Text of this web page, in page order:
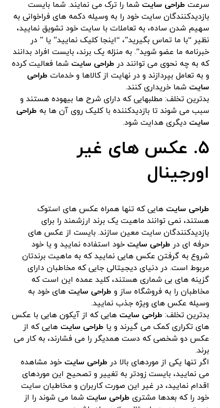
سرعت طراحی سایت شما را ترک می نمایند. شما بایست
بازدیدکنندگان سایت خود را به وسیله دکمه های فراخوانی به
سهیم شدن ساده، به تعاملات با سایت خود تشویق نمایید،
نظیر “با ما تماس بگیرید”، “اینجا کلیک نمایید” یا ” در
خبرنامه ما عضو شوید”. به منزله یک برند، بایست افراد بدانند
که به چه نحوی می توانند در طراحی سایت شما فعالیت کرده
و به تعامل بپردازند و در نهایت از کالاها و خدمات طراحی
سایت شما خریداری کنند.
بدترین تخلف: مطلبهایی که دارای شرح ها بیهوده هستند و
سبب می شوند تا بازدیدکننده با کلیک روی آن ها به طراحی
سایت دیگری هدایت شود.
۵. عکس های غیر
اورجینال
طراحی سایت هایی که تنها همراه عکس های استوک
هستند، نمی توانند ماهیت یک برند ارزشمند را برای
بازدیدکنندگان سایت معین سازند. بایست از عکس های
حرفه ای در طراحی سایت خود استفاده نمایید و یا خود
شروع به گرفتن عکس هایی نمایید که به ماهیت برندتان
مربوط است. در دنیای دیجیتالی جایی که مخاطبان دارای
گزینه های بی شماری هستند، کلید عمده این است که
مخاطبان را به فروشگاه ساز و طراحی سایتهای خود به
وسیله عکس های ویژه جذب نمایید.
بدترین تخلف: طراحی سایتهایی که از آیکون هایی با عکس
های تکراری کمک می گیرند و یا طراحی سایت هایی که از
عکس دو شخصی که دست همدیگر را می فشارند، به کار می
برند.
اگر تنها یکی از موردهای بالا در طراحی سایت خود مشاهده
می نمایید، بایست زودتر به تغییر و تصحیح این موردهای
اقدام نمایید، در غیر این صورت کاربران و مخاطبان سایت
خود را که بعدها مشتری طراحی سایت شما می شوند را از